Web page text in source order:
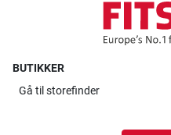
BUTIKKER
Gå til storefinder